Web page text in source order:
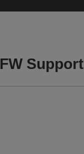
Support